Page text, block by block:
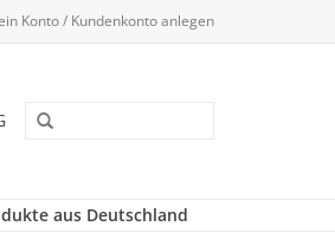
Konto / Kundenkonto anlegen
aus Deutschland